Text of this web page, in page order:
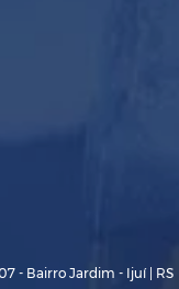
- Bairro Jardim - Ijuí | RS